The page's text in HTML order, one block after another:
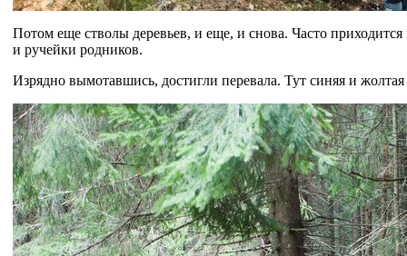
Потом еще стволы деревьев, и еще, и снова. Часто
и ручейки родников.
Изрядно вымотавшись, достигли перевала. Тут синяя и